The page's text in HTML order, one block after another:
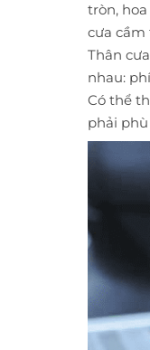
tròn,
cưa cầm
Thân
nhau:
Có thể
phải